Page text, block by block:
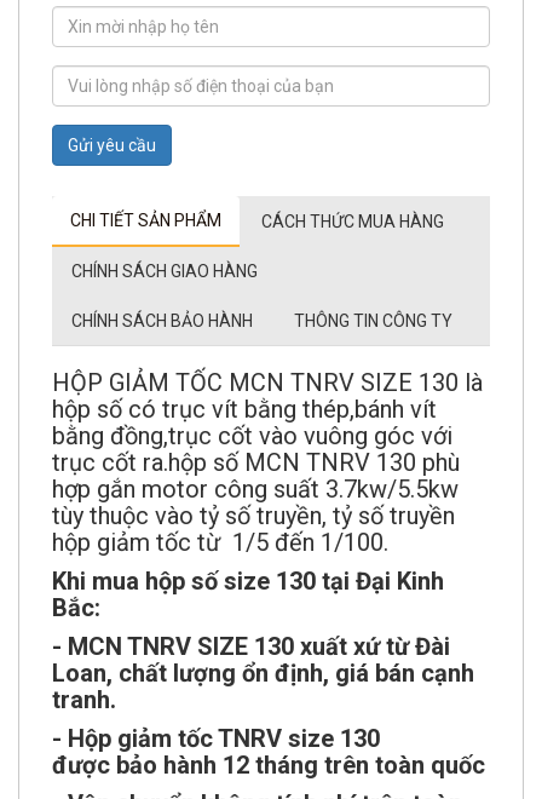
Gửi yêu cầu
CHI TIẾT SẢN PHẨM CÁCH THỨC MUA HÀNG
CHÍNH SÁCH GIAO HÀNG
CHÍNH SÁCH BẢO HÀNH THÔNG TIN CÔNG TY
HỘP GIẢM TỐC MCN TNRV SIZE 130 là
hộp số có trục vít bằng thép,bánh vít
bằng đồng,trục cốt vào vuông góc với
trục cốt ra.hộp số MCN TNRV 130 phù
hợp gắn motor công suất 3.7kw/5.5kw
tùy thuộc vào tỷ số truyền, tỷ số truyền
hộp giảm tốc từ 1/5 đến 1/100.
Khi mua hộp số size 130 tại Đại Kinh
Bắc:
- MCN TNRV SIZE 130 xuất xứ từ Đài
Loan, chất lượng ổn định, giá bán cạnh
tranh.
- Hộp giảm tốc TNRV size 130
được bảo hành 12 tháng trên toàn quốc